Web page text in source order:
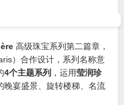
高级珠宝系列第二篇章，
）合作设计，系列名称意
4个主题系列 ，运用莹润珍
晚宴盛景、旋转楼梯、名流